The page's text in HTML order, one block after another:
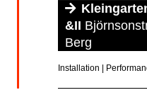
&II
Berg
Installation |